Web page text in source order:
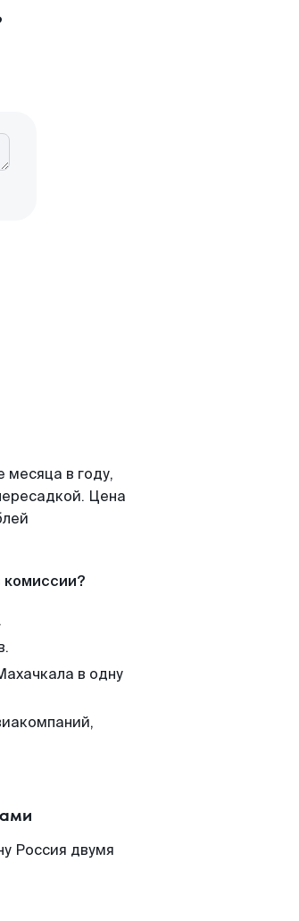
месяца в году,
Цена
комиссии?
в одну
Россия двумя